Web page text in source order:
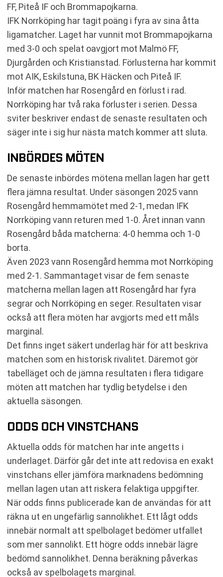
FF, Piteå IF och Brommapojkarna.
IFK Norrköping har tagit poäng i fyra av sina åtta
ligamatcher. Laget har vunnit mot Brommapojkarna
med 3-0 och spelat oavgjort mot Malmö FF,
Djurgården och Kristianstad. Förlusterna har kommit
mot AIK, Eskilstuna, BK Häcken och Piteå IF.
Inför matchen har Rosengård en förlust i rad.
Norrköping har två raka förluster i serien. Dessa
sviter beskriver endast de senaste resultaten och
säger inte i sig hur nästa match kommer att sluta.
INBÖRDES MÖTEN
De senaste inbördes mötena mellan lagen har gett
flera jämna resultat. Under säsongen 2025 vann
Rosengård hemmamötet med 2-1, medan IFK
Norrköping vann returen med 1-0. Året innan vann
Rosengård båda matcherna: 4-0 hemma och 1-0
borta.
Även 2023 vann Rosengård hemma mot Norrköping
med 2-1. Sammantaget visar de fem senaste
matcherna mellan lagen att Rosengård har fyra
segrar och Norrköping en seger. Resultaten visar
också att flera möten har avgjorts med ett måls
marginal.
Det finns inget säkert underlag här för att beskriva
matchen som en historisk rivalitet. Däremot gör
tabelläget och de jämna resultaten i flera tidigare
möten att matchen har tydlig betydelse i den
aktuella säsongen.
ODDS OCH VINSTCHANS
Aktuella odds för matchen har inte angetts i
underlaget. Därför går det inte att redovisa en exakt
vinstchans eller jämföra marknadens bedömning
mellan lagen utan att riskera felaktiga uppgifter.
När odds finns publicerade kan de användas för att
räkna ut en ungefärlig sannolikhet. Ett lågt odds
innebär normalt att spelbolaget bedömer utfallet
som mer sannolikt. Ett högre odds innebär lägre
bedömd sannolikhet. Denna beräkning påverkas
också av spelbolagets marginal.